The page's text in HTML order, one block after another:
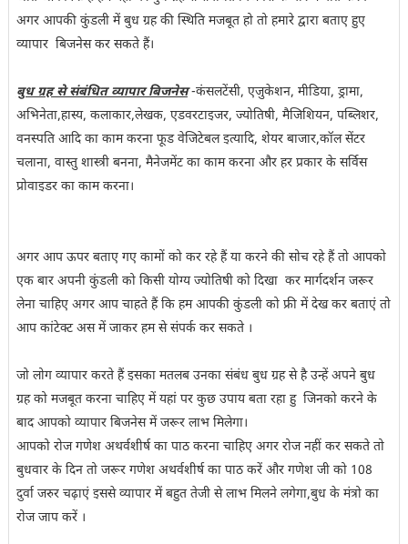
अगर आपकी कुंडली में बुध ग्रह की स्थिति मजबूत हो तो हमारे द्वारा बताए हुए
व्यापार बिजनेस कर सकते हैं।
बुध ग्रह से संबंधित व्यापार बिजनेस-कंसलटेंसी, एजुकेशन, मीडिया, ड्रामा,
अभिनेता,हास्य, कलाकार,लेखक, एडवरटाइजर, ज्योतिषी, मैजिशियन, पब्लिशर,
वनस्पति आदि का काम करना फूड वेजिटेबल इत्यादि, शेयर बाजार,कॉल सेंटर
चलाना, वास्तु शास्त्री बनना, मैनेजमेंट का काम करना और हर प्रकार के सर्विस
प्रोवाइडर का काम करना।
अगर आप ऊपर बताए गए कामों को कर रहे हैं या करने की सोच रहे हैं तो आपको
एक बार अपनी कुंडली को किसी योग्य ज्योतिषी को दिखा कर मार्गदर्शन जरूर
लेना चाहिए अगर आप चाहते हैं कि हम आपकी कुंडली को फ्री में देख कर बताएं तो
आप कांटेक्ट अस में जाकर हम से संपर्क कर सकते ।
जो लोग व्यापार करते हैं इसका मतलब उनका संबंध बुध ग्रह से है उन्हें अपने बुध
ग्रह को मजबूत करना चाहिए में यहां पर कुछ उपाय बता रहा हु जिनको करने के
बाद आपको व्यापार बिजनेस में जरूर लाभ मिलेगा।
आपको रोज गणेश अथर्वशीर्ष का पाठ करना चाहिए अगर रोज नहीं कर सकते तो
बुधवार के दिन तो जरूर गणेश अथर्वशीर्ष का पाठ करें और गणेश जी को 108
दुर्वा जरुर चढ़ाएं इससे व्यापार में बहुत तेजी से लाभ मिलने लगेगा,बुध के मंत्रो का
रोज जाप करें ।